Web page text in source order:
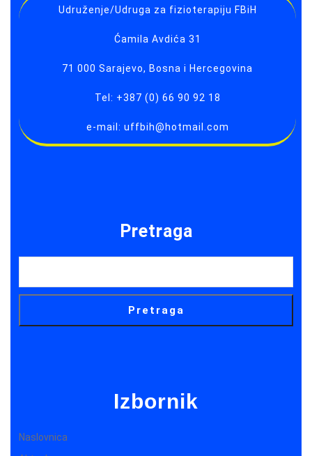
Udruženje/Udruga za fizioterapiju FBiH
Ćamila Avdića 31
71 000 Sarajevo, Bosna i Hercegovina
Tel: +387 (0) 66 90 92 18
e-mail: uffbih@hotmail.com
Pretraga
Pretraga
Izbornik
Naslovnica